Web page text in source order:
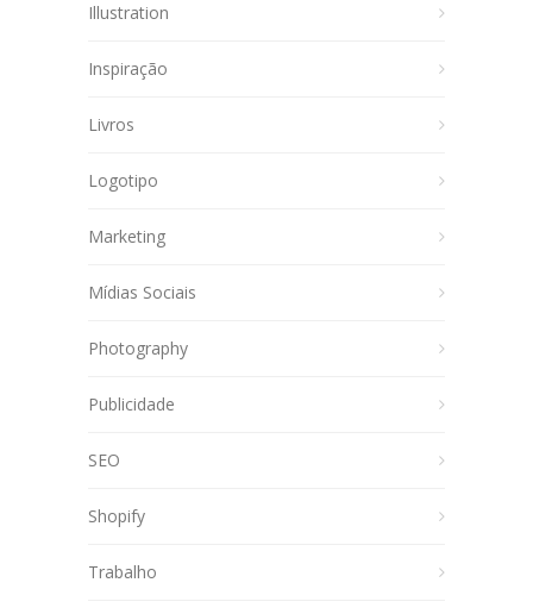
Illustration
Inspiração
Livros
Logotipo
Marketing
Mídias Sociais
Photography
Publicidade
SEO
Shopify
Trabalho